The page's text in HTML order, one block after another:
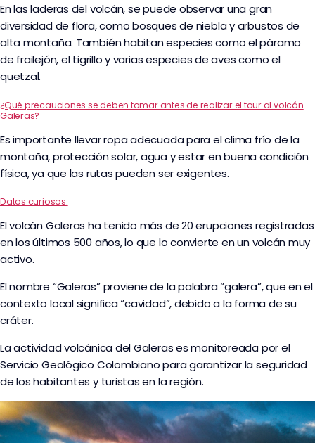
En las laderas del volcán, se puede observar una gran
diversidad de flora, como bosques de niebla y arbustos de
alta montaña. También habitan especies como el páramo
de frailejón, el tigrillo y varias especies de aves como el
quetzal.
¿Qué precauciones se deben tomar antes de realizar el tour al volcán
Galeras?
Es importante llevar ropa adecuada para el clima frío de la
montaña, protección solar, agua y estar en buena condición
física, ya que las rutas pueden ser exigentes.
Datos curiosos:
El volcán Galeras ha tenido más de 20 erupciones registradas
en los últimos 500 años, lo que lo convierte en un volcán muy
activo.
El nombre “Galeras” proviene de la palabra “galera”, que en el
contexto local significa “cavidad”, debido a la forma de su
cráter.
La actividad volcánica del Galeras es monitoreada por el
Servicio Geológico Colombiano para garantizar la seguridad
de los habitantes y turistas en la región.